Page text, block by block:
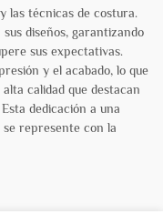
las técnicas de costura.
diseños, garantizando
sus expectativas.
y el acabado, lo que
calidad que destacan
dedicación a una
se represente con la